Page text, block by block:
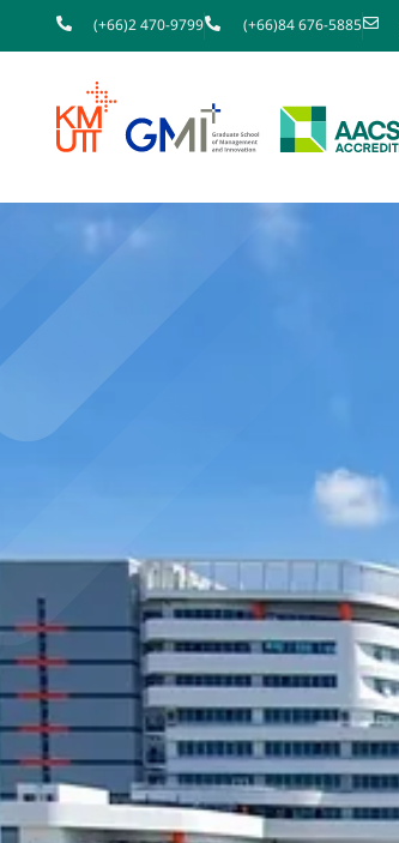
(+66)2 470-9799 (+66)84 676-5885